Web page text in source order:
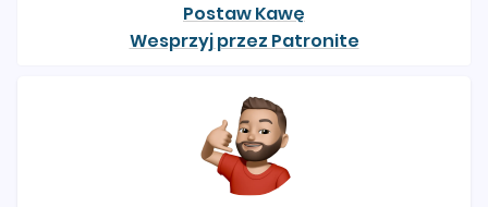
Postaw Kawę
Wesprzyj przez Patronite